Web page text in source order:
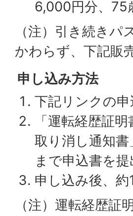
6,000円分、75
（注）引き続き
かわらず、下記販
申し込み方法
下記リンクの
「運転経歴証
取り消し通知
まで申込書を提
申し込み後、
（注）運転経歴